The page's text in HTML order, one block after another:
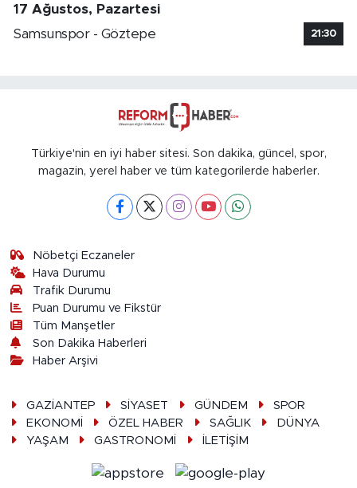
17 Ağustos, Pazartesi
Samsunspor - Göztepe
21:30
Türkiye'nin en iyi haber sitesi. Son dakika, güncel, spor,
magazin, yerel haber ve tüm kategorilerde haberler.
Nöbetçi Eczaneler
Hava Durumu
Trafik Durumu
Puan Durumu ve Fikstür
Tüm Manşetler
Son Dakika Haberleri
Haber Arşivi
GAZİANTEP SİYASET GÜNDEM
SPOR
EKONOMİ
ÖZEL HABER SAĞLIK
DÜNYA
YAŞAM
GASTRONOMİ İLETİŞİM